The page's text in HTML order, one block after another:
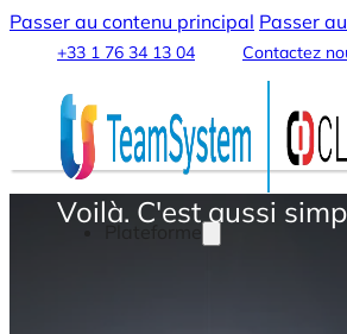
Passer au contenu principal Passer
+33 1 76 34 13 04 Contactez
Voilà. C'est aussi